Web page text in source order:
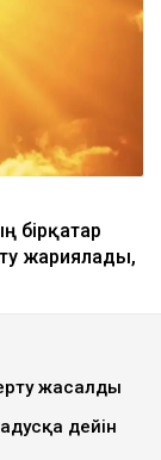
бірқатар
жариялады,
жасалды
дейін